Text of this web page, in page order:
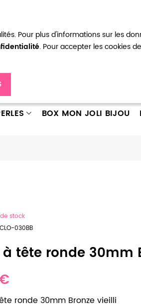
Pour plus d'informations sur les
. Pour accepter les cookies
Créer un compte
BOX MON JOLI BIJOU
stock
CLO-030BB
tête ronde 30mm
ronde 30mm Bronze vieilli